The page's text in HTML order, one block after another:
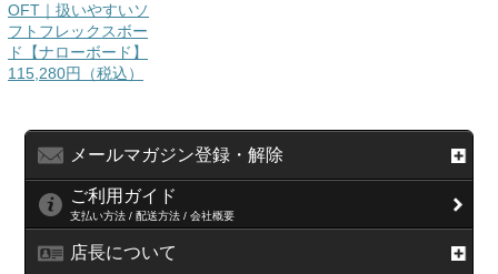
OFT｜扱いやすいソ
フトフレックスボー
ド【ナローボード】
115,280円（税込）
メールマガジン登録・解除
ご利用ガイド
支払い方法 / 配送方法 / 会社概要
店長について